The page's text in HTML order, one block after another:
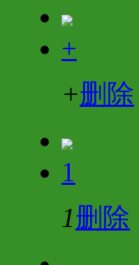
+
+删除
1
1删除